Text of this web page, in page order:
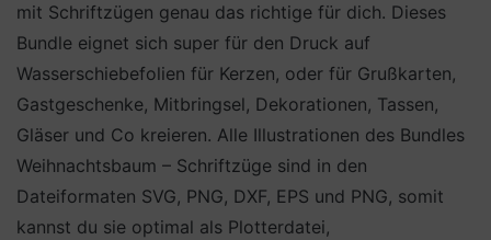
mit Schriftzügen genau das richtige für dich. Dieses
Bundle eignet sich super für den Druck auf
Wasserschiebefolien für Kerzen, oder für Grußkarten,
Gastgeschenke, Mitbringsel, Dekorationen, Tassen,
Gläser und Co kreieren. Alle Illustrationen des Bundles
Weihnachtsbaum – Schriftzüge sind in den
Dateiformaten SVG, PNG, DXF, EPS und PNG, somit
kannst du sie optimal als Plotterdatei,